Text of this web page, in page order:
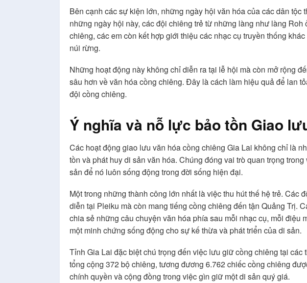
Bên cạnh các sự kiện lớn, những ngày hội văn hóa của các dân
những ngày hội này, các đội chiêng trẻ từ những làng như làng
chiêng, các em còn kết hợp giới thiệu các nhạc cụ truyền thống
núi rừng.
Những hoạt động này không chỉ diễn ra tại lễ hội mà còn mở rộng
sâu hơn về văn hóa cồng chiêng. Đây là cách làm hiệu quả để lan
đội cồng chiêng.
Ý nghĩa và nỗ lực bảo tồn Giao
Các hoạt động giao lưu văn hóa cồng chiêng Gia Lai không chỉ là
tồn và phát huy di sản văn hóa. Chúng đóng vai trò quan trọng
sản để nó luôn sống động trong đời sống hiện đại.
Một trong những thành công lớn nhất là việc thu hút thế hệ trẻ.
diễn tại Pleiku mà còn mang tiếng cồng chiêng đến tận Quảng Trị.
chia sẻ những câu chuyện văn hóa phía sau mỗi nhạc cụ, mỗi
một minh chứng sống động cho sự kế thừa và phát triển của di sản.
Tỉnh Gia Lai đặc biệt chú trọng đến việc lưu giữ cồng chiêng tại
tổng cộng 372 bộ chiêng, tương đương 6.762 chiếc cồng chiêng
chính quyền và cộng đồng trong việc gìn giữ một di sản quý giá.